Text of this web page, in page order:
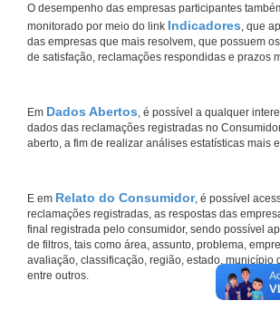
O desempenho das empresas participantes
monitorado por meio do link Indicadores, que
das empresas que mais resolvem, que possuem
de satisfação, reclamações respondidas e prazos
Em Dados Abertos, é possível a qualquer
dados das reclamações registradas no
aberto, a fim de realizar análises estatísticas mais
E em Relato do Consumidor, é possível
reclamações registradas, as respostas das
final registrada pelo consumidor, sendo possível
de filtros, tais como área, assunto, problema,
avaliação, classificação, região, estado, município
entre outros.